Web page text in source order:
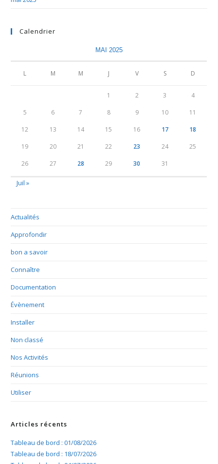
Calendrier
MAI 2025
L M M J V S D
1 2 3 4
5 6 7 8 9 10 11
12 13 14 15 16 17 18
19 20 21 22 23 24 25
26 27 28 29 30 31
Juil »
Actualités
Approfondir
bon a savoir
Connaître
Documentation
Évènement
Installer
Non classé
Nos Activités
Réunions
Utiliser
Articles récents
Tableau de bord : 01/08/2026
Tableau de bord : 18/07/2026